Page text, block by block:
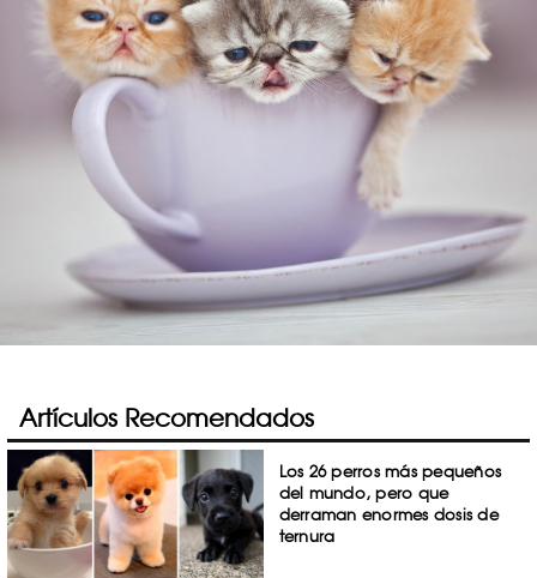
Artículos Recomendados
Los 26 perros más pequeños
del mundo, pero que
derraman enormes dosis de
ternura